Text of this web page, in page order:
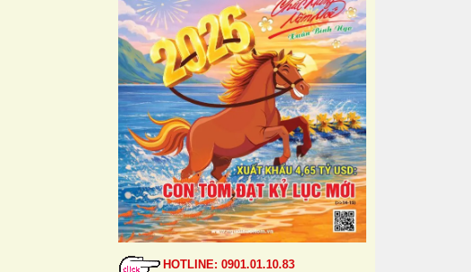
HOTLINE: 0901.01.10.83